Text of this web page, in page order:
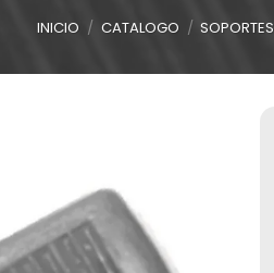
INICIO / CATALOGO / SOPORTES